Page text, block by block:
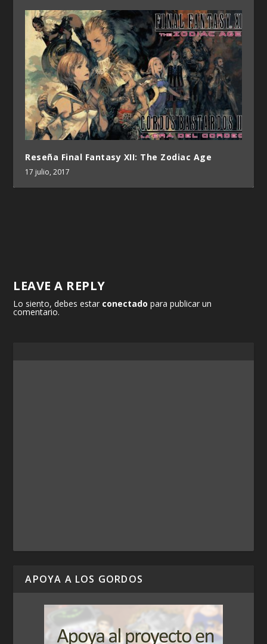
Reseña Final Fantasy XII: The Zodiac Age
17 julio, 2017
LEAVE A REPLY
Lo siento, debes estar conectado para publicar un
comentario.
APOYA A LOS GORDOS